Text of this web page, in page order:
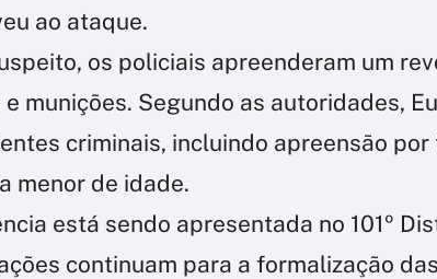
ao ataque.
os policiais apreenderam um
munições. Segundo as autoridades,
criminais, incluindo apreensão
menor de idade.
está sendo apresentada no 101º
continuam para a formalização